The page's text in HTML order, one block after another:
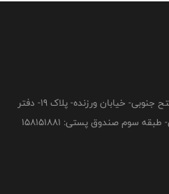
تهران- میدان هفت تیر- خیابان مفتح جنوبی- خیابان ورزنده- پلاک 19- دفتر
سوم صندوق پستی: 158151881